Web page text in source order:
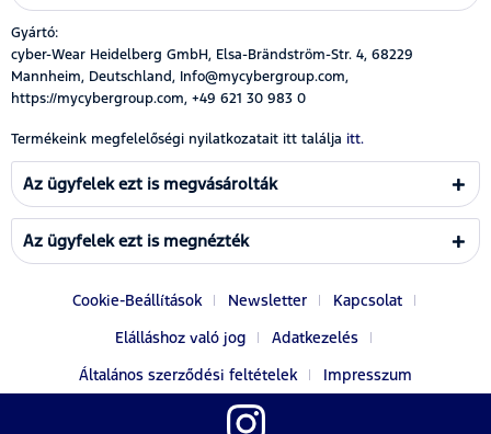
Gyártó:
cyber-Wear Heidelberg GmbH, Elsa-Brändström-Str. 4, 68229
Mannheim, Deutschland, Info@mycybergroup.com,
https://mycybergroup.com, +49 621 30 983 0
Termékeink megfelelőségi nyilatkozatait itt találja itt.
Az ügyfelek ezt is megvásárolták
Az ügyfelek ezt is megnézték
Cookie-Beállítások Newsletter
Kapcsolat
Elálláshoz való jog
Adatkezelés
Általános szerződési feltételek
Impresszum